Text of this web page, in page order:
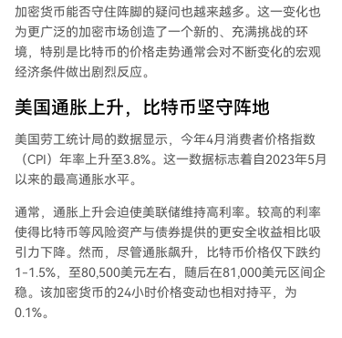
期敦促投资者通过购买比特币来对冲通胀风险。他
指出，只要伊朗战争持续，油价和通胀将继续上
升，加之美国高达约34万亿美元的债务迫使政府印
钞，将进一步推高通胀。他建议投资者投资黄金、
力。
加密货币能否守住阵脚的疑问也越来越多。这一变化也
为更广泛的加密市场创造了一个新的、充满挑战的环
境，特别是比特币的价格走势通常会对不断变化的宏观
经济条件做出剧烈反应。
美国通胀上升，比特币坚守阵地
美国劳工统计局的数据显示，今年4月消费者价格指数
（CPI）年率 上升至3.8%。这一数据标志着自2023年5月
以来的最高通胀水平。
通常，通胀上升会迫使美联储维持高利率。较高的利率
使得比特币等风险资产与债券提供的更安全收益相比吸
引力下降。然而，尽管通胀飙升，比特币价格仅下跌约
1-1.5%，至80,500美元左右，随后在81,000美元区间企
稳。该加密货币的24小时价格变动也相对持平，为
0.1%。